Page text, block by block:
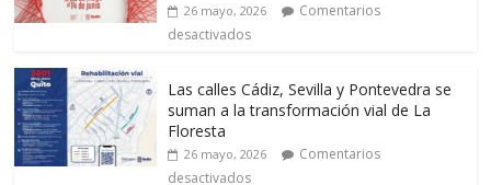
26 mayo, 2026
Comentarios
desactivados
Las calles Cádiz, Sevilla y Pontevedra se
suman a la transformación vial de La
Floresta
26 mayo, 2026
Comentarios
desactivados